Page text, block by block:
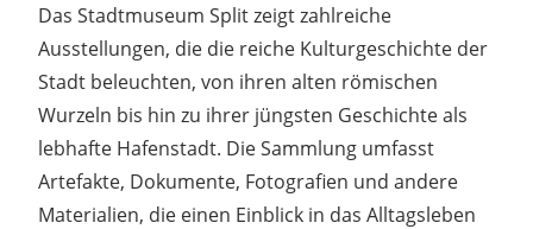
Das Stadtmuseum Split zeigt zahlreiche
Ausstellungen, die die reiche Kulturgeschichte der
Stadt beleuchten, von ihren alten römischen
Wurzeln bis hin zu ihrer jüngsten Geschichte als
lebhafte Hafenstadt. Die Sammlung umfasst
Artefakte, Dokumente, Fotografien und andere
Materialien, die einen Einblick in das Alltagsleben